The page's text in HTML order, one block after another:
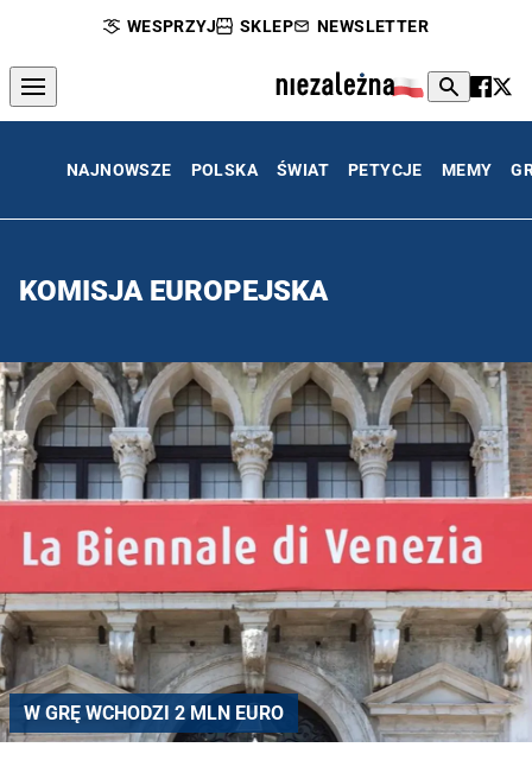
WESPRZYJ SKLEP NEWSLETTER
NAJNOWSZE POLSKA ŚWIAT PETYCJE MEMY
KOMISJA EUROPEJSKA
W GRĘ WCHODZI 2 MLN EURO